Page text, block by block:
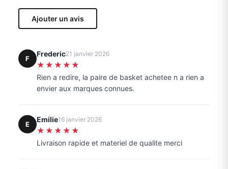
Ajouter un avis
F
Frederic21 janvier 2026
★★★★★
Rien a redire, la paire de basket achetee n a rien a
envier aux marques connues.
E
Emilie16 janvier 2026
★★★★★
Livraison rapide et materiel de qualite merci